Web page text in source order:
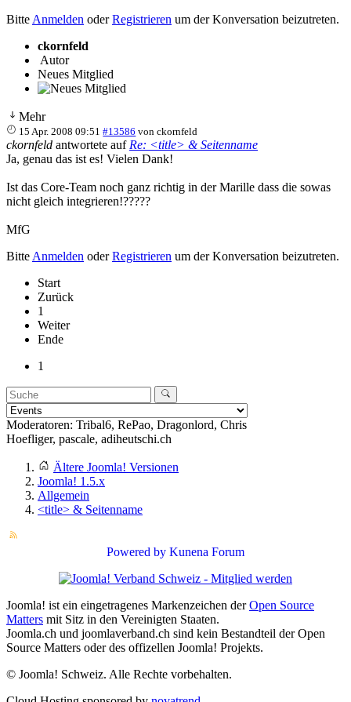
Bitte Anmelden oderRegistrieren um der Konversation beizutreten.
ckornfeld
Autor
Neues Mitglied
Mehr
15 Apr. 2008 09:51 #13586 vonckornfeld
ckornfeld antwortete auf Re: <title> & Seitenname
Ja, genau das ist es! Vielen Dank!
Ist das Core-Team noch ganz richtig in der Marille dass die sowas
nicht gleich integrieren!?????
MfG
Bitte Anmelden oderRegistrieren um der Konversation beizutreten.
Start
Zurück
1
Weiter
Ende
1
Moderatoren: Tribal6, RePao, Dragonlord, Chris
Hoefliger, pascale, adiheutschi.ch
Ältere Joomla! Versionen
Joomla! 1.5.x
Allgemein
<title> & Seitenname
Powered by Kunena Forum
Joomla! ist ein eingetragenes Markenzeichen derOpen Source
Matters mit Sitz in den Vereinigten Staaten.
Joomla.ch und joomlaverband.ch sind kein Bestandteil der Open
Source Matters oder des offizellen Joomla! Projekts.
© Joomla! Schweiz. Alle Rechte vorbehalten.